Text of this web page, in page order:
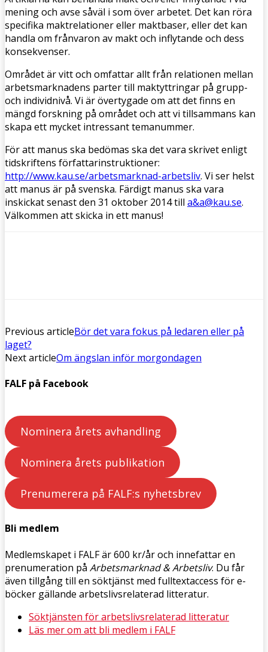
mening och avse såväl i som över arbetet. Det kan röra
specifika maktrelationer eller maktbaser, eller det kan
handla om frånvaron av makt och inflytande och dess
konsekvenser.
Området är vitt och omfattar allt från relationen mellan
arbetsmarknadens parter till maktyttringar på grupp-
och individnivå. Vi är övertygade om att det finns en
mängd forskning på området och att vi tillsammans kan
skapa ett mycket intressant temanummer.
För att manus ska bedömas ska det vara skrivet enligt
tidskriftens författarinstruktioner:
http://www.kau.se/arbetsmarknad-arbetsliv. Vi ser helst
att manus är på svenska. Färdigt manus ska vara
inskickat senast den 31 oktober 2014 till a&a@kau.se.
Välkommen att skicka in ett manus!
Previous articleBör det vara fokus på ledaren eller på
laget?
Next articleOm ängslan inför morgondagen
FALF på Facebook
Nominera årets avhandling
Nominera årets publikation
Prenumerera på FALF:s nyhetsbrev
Bli medlem
Medlemskapet i FALF är 600 kr/år och innefattar en
prenumeration på Arbetsmarknad & Arbetsliv. Du får
även tillgång till en söktjänst med fulltextaccess för e-
böcker gällande arbetslivsrelaterad litteratur.
Söktjänsten för arbetslivsrelaterad litteratur
Läs mer om att bli medlem i FALF